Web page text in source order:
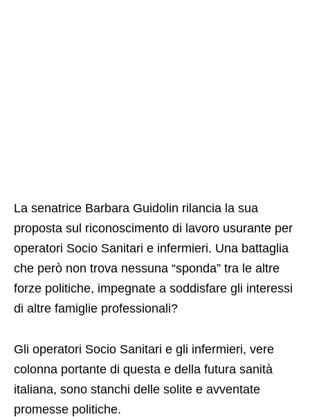
La senatrice Barbara Guidolin rilancia la sua
proposta sul riconoscimento di lavoro usurante per
operatori Socio Sanitari e infermieri. Una battaglia
che però non trova nessuna “sponda” tra le altre
forze politiche, impegnate a soddisfare gli interessi
di altre famiglie professionali?
Gli operatori Socio Sanitari e gli infermieri, vere
colonna portante di questa e della futura sanità
italiana, sono stanchi delle solite e avventate
promesse politiche.